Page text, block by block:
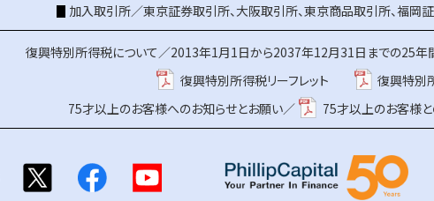
加入取引所／東京証券取引所、大阪取引所、東京商品取引所、福岡
復興特別所得税について／2013年1月1日から2037年12月31日までの25年
復興特別所得税リーフレット
復興特別
75才以上のお客様へのお知らせとお願い／
75才以上のお客様と